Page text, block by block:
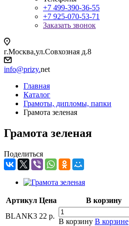
+7 499-390-36-55
+7 925-070-53-71
Заказать звонок
г.Москва,ул.Совхозная д.8
info@prizy.net
Главная
Каталог
Грамоты, дипломы, папки
Грамота зеленая
Грамота зеленая
Поделиться
Артикул Цена
В корзину
BLANK3 22 р.
В корзину В корзине